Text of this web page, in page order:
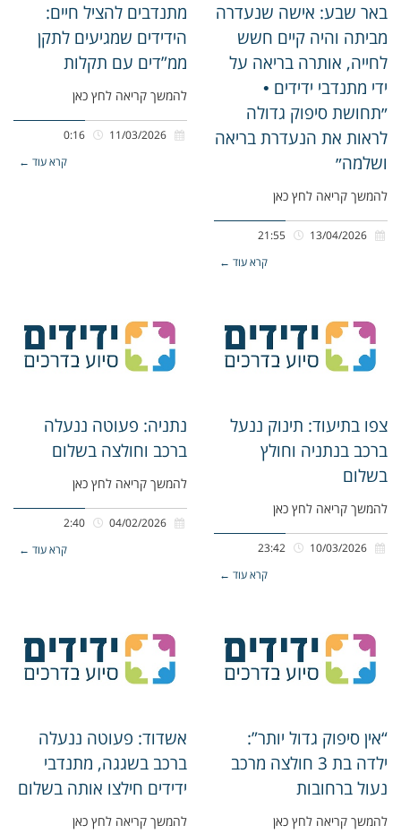
באר שבע: אישה שנעדרה
מביתה והיה קיים חשש
לחייה, אותרה בריאה על
ידי מתנדבי ידידים •
״תחושת סיפוק גדולה
לראות את הנעדרת בריאה
ושלמה״
להמשך קריאה לחץ כאן
קרא עוד ←
מתנדבים להציל חיים:
הידידים שמגיעים לתקן
ממ”דים עם תקלות
להמשך קריאה לחץ כאן
קרא עוד ←
צפו בתיעוד: תינוק ננעל
ברכב בנתניה וחולץ
בשלום
להמשך קריאה לחץ כאן
קרא עוד ←
נתניה: פעוטה ננעלה
ברכב וחולצה בשלום
להמשך קריאה לחץ כאן
קרא עוד ←
“אין סיפוק גדול יותר”:
ילדה בת 3 חולצה מרכב
נעול ברחובות
להמשך קריאה לחץ כאן
אשדוד: פעוטה ננעלה
ברכב בשגגה, מתנדבי
ידידים חילצו אותה בשלום
להמשך קריאה לחץ כאן